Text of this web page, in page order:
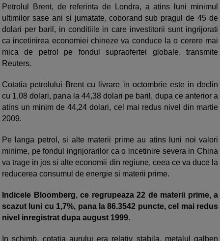
Petrolul Brent, de referinta de Londra, a atins luni minimul
ultimilor sase ani si jumatate, coborand sub pragul de 45 de
dolari per baril, in conditiile in care investitorii sunt ingrijorati
ca incetinirea economiei chineze va conduce la o cerere mai
mica de petrol pe fondul supraofertei globale, transmite
Reuters.
Cotatia petrolului Brent cu livrare in octombrie este in declin
cu 1,08 dolari, pana la 44,38 dolari pe baril, dupa ce anterior a
atins un minim de 44,24 dolari, cel mai redus nivel din martie
2009.
Pe langa petrol, si alte materii prime au atins luni noi valori
minime, pe fondul ingrijorarilor ca o incetinire severa in China
va trage in jos si alte economii din regiune, ceea ce va duce la
reducerea consumul de energie si materii prime.
Indicele Bloomberg, ce regrupeaza 22 de materii prime, a
scazut luni cu 1,7%, pana la 86.3542 puncte, cel mai redus
nivel inregistrat dupa august 1999.
In schimb, cotatia aurului era relativ stabila, metalul galben